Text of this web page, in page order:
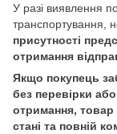
У разі виявлення
транспортування,
присутності
отримання
Якщо покупець
без перевірки
отримання,
стані та повній